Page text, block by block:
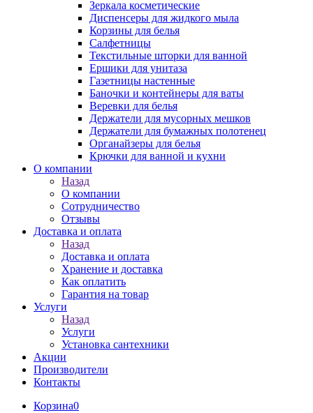
Зеркала косметические
Диспенсеры для жидкого мыла
Корзины для белья
Салфетницы
Текстильные шторки для ванной
Ершики для унитаза
Газетницы настенные
Баночки и контейнеры для ваты
Веревки для белья
Держатели для мусорных мешков
Держатели для бумажных полотенец
Органайзеры для белья
Крючки для ванной и кухни
О компании
Назад
О компании
Сотрудничество
Отзывы
Доставка и оплата
Назад
Доставка и оплата
Хранение и доставка
Как оплатить
Гарантия на товар
Услуги
Назад
Услуги
Установка сантехники
Акции
Производители
Контакты
Корзина0